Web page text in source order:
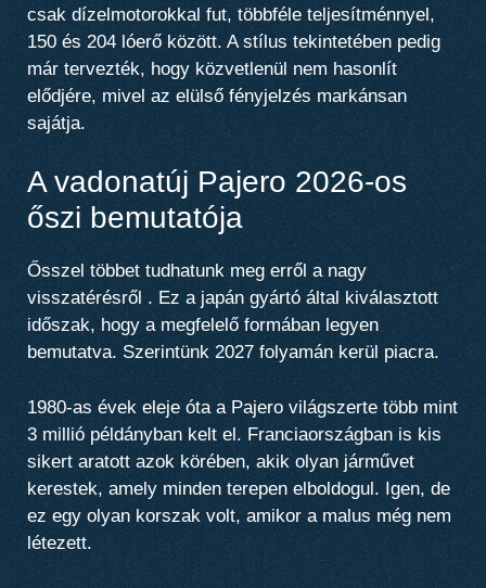
csak dízelmotorokkal fut, többféle teljesítménnyel,
150 és 204 lóerő között. A stílus tekintetében pedig
már tervezték, hogy közvetlenül nem hasonlít
elődjére, mivel az elülső fényjelzés markánsan
sajátja.
A vadonatúj Pajero 2026-os
őszi bemutatója
Ősszel többet tudhatunk meg erről a nagy
visszatérésről . Ez a japán gyártó által kiválasztott
időszak, hogy a megfelelő formában legyen
bemutatva. Szerintünk 2027 folyamán kerül piacra.
1980-as évek eleje óta a Pajero világszerte több mint
3 millió példányban kelt el. Franciaországban is kis
sikert aratott azok körében, akik olyan járművet
kerestek, amely minden terepen elboldogul. Igen, de
ez egy olyan korszak volt, amikor a malus még nem
létezett.